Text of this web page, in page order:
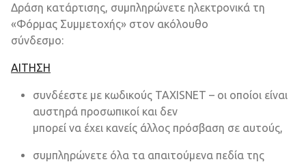
Δράση κατάρτισης, συμπληρώνετε ηλεκτρονικά τη
«Φόρμας Συμμετοχής» στον ακόλουθο
σύνδεσμο:
ΑΙΤΗΣΗ
συνδέεστε με κωδικούς TAXISNET – οι οποίοι είναι
αυστηρά προσωπικοί και δεν
μπορεί να έχει κανείς άλλος πρόσβαση σε αυτούς,
συμπληρώνετε όλα τα απαιτούμενα πεδία της